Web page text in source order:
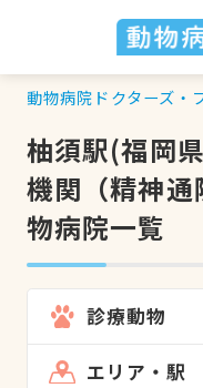
動物病院ドクターズ・
柚須駅(福岡
機関（精神
物病院一覧
診療動物
エリア・駅